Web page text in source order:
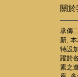
關於
承傳
新,
特設
躍於
素之